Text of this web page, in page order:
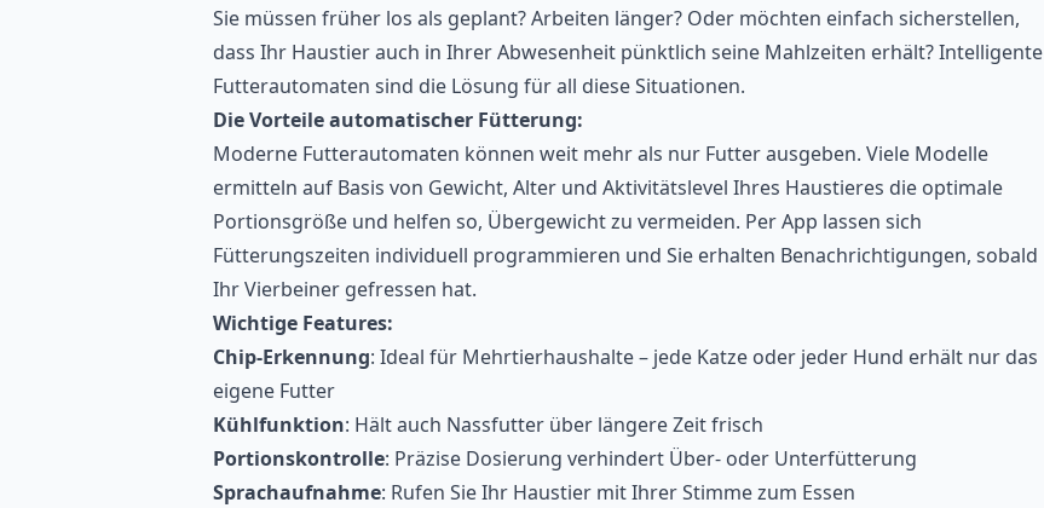
Sie müssen früher los als geplant? Arbeiten länger? Oder möchten einfach sicherstellen,
dass Ihr Haustier auch in Ihrer Abwesenheit pünktlich seine Mahlzeiten erhält? Intelligente
Futterautomaten sind die Lösung für all diese Situationen.
Die Vorteile automatischer Fütterung:
Moderne Futterautomaten können weit mehr als nur Futter ausgeben. Viele Modelle
ermitteln auf Basis von Gewicht, Alter und Aktivitätslevel Ihres Haustieres die optimale
Portionsgröße und helfen so, Übergewicht zu vermeiden. Per App lassen sich
Fütterungszeiten individuell programmieren und Sie erhalten Benachrichtigungen, sobald
Ihr Vierbeiner gefressen hat.
Wichtige Features:
Chip-Erkennung: Ideal für Mehrtierhaushalte – jede Katze oder jeder Hund erhält nur das
eigene Futter
Kühlfunktion: Hält auch Nassfutter über längere Zeit frisch
Portionskontrolle: Präzise Dosierung verhindert Über- oder Unterfütterung
Sprachaufnahme: Rufen Sie Ihr Haustier mit Ihrer Stimme zum Essen